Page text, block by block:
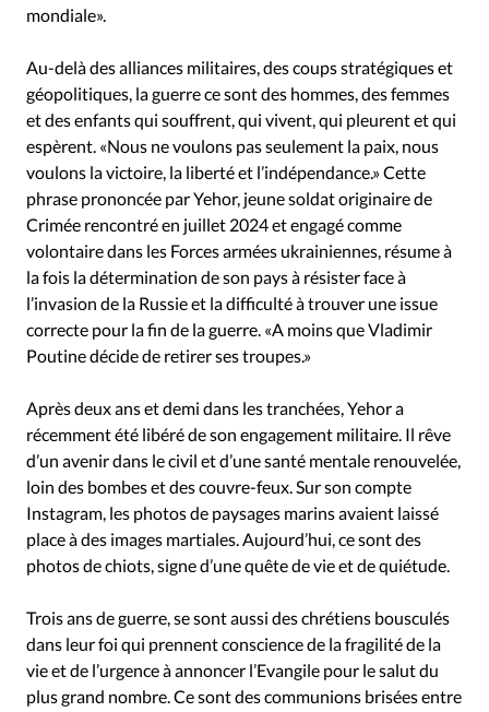
mondiale».
Au-delà des alliances militaires, des coups stratégiques et
géopolitiques, la guerre ce sont des hommes, des femmes
et des enfants qui souffrent, qui vivent, qui pleurent et qui
espèrent. «Nous ne voulons pas seulement la paix, nous
voulons la victoire, la liberté et l’indépendance.» Cette
phrase prononcée par Yehor, jeune soldat originaire de
Crimée rencontré en juillet 2024 et engagé comme
volontaire dans les Forces armées ukrainiennes, résume à
la fois la détermination de son pays à résister face à
l’invasion de la Russie et la difficulté à trouver une issue
correcte pour la fin de la guerre. «A moins que Vladimir
Poutine décide de retirer ses troupes.»
Après deux ans et demi dans les tranchées, Yehor a
récemment été libéré de son engagement militaire. Il rêve
d’un avenir dans le civil et d’une santé mentale renouvelée,
loin des bombes et des couvre-feux. Sur son compte
Instagram, les photos de paysages marins avaient laissé
place à des images martiales. Aujourd’hui, ce sont des
photos de chiots, signe d’une quête de vie et de quiétude.
Trois ans de guerre, se sont aussi des chrétiens bousculés
dans leur foi qui prennent conscience de la fragilité de la
vie et de l’urgence à annoncer l’Evangile pour le salut du
plus grand nombre. Ce sont des communions brisées entre